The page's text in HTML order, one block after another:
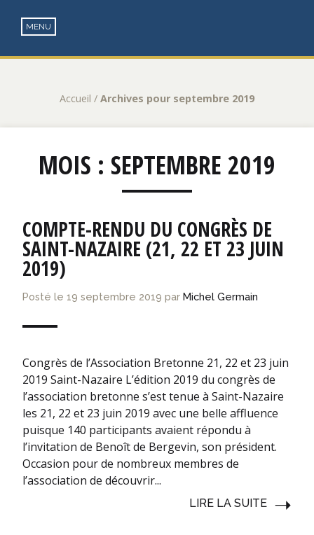
Accueil / Archives pour septembre 2019
MOIS : SEPTEMBRE 2019
COMPTE-RENDU DU CONGRÈS DE
SAINT-NAZAIRE (21, 22 ET 23 JUIN
2019)
Posté le 19 septembre 2019 par Michel Germain
Congrès de l’Association Bretonne 21, 22 et 23 juin
2019 Saint-Nazaire L’édition 2019 du congrès de
l’association bretonne s’est tenue à Saint-Nazaire
les 21, 22 et 23 juin 2019 avec une belle affluence
puisque 140 participants avaient répondu à
l’invitation de Benoît de Bergevin, son président.
Occasion pour de nombreux membres de
l’association de découvrir...
LIRE LA SUITE